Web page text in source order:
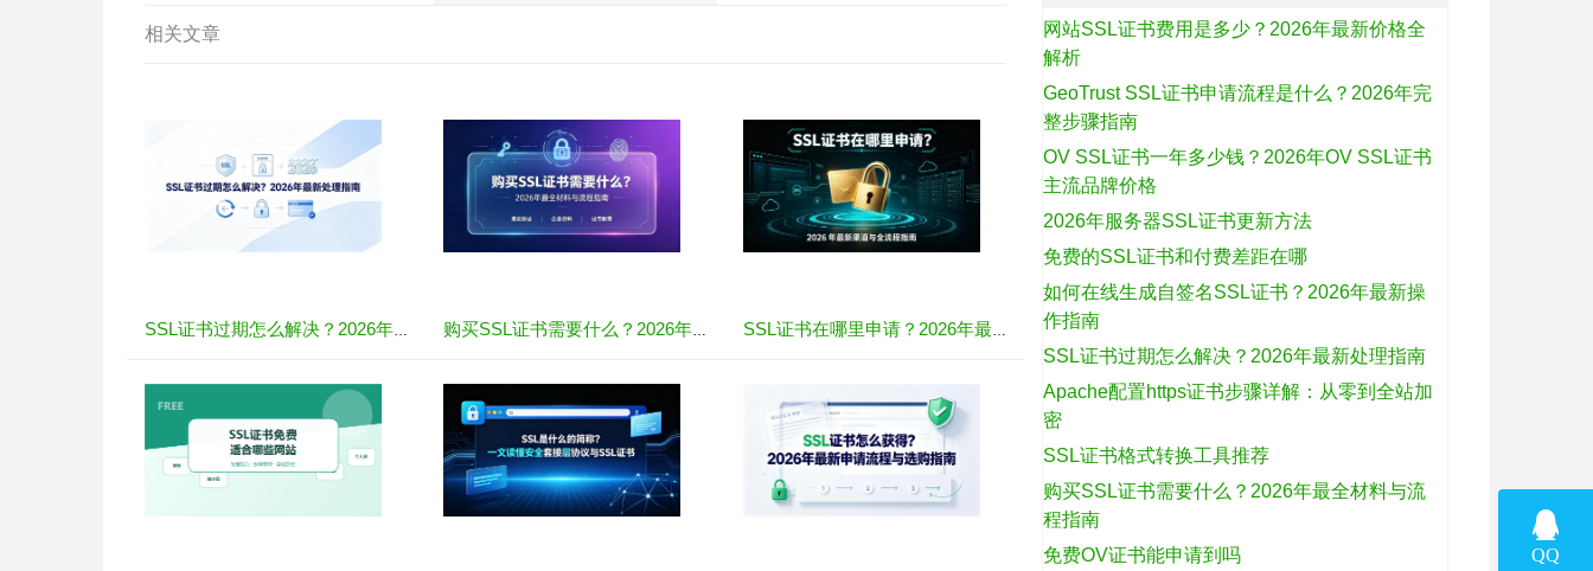
相关文章
SSL证书在哪里申请？2026年最新渠道与全流程指南
网站SSL证书费用是多少？2026年最新价格全
解析
GeoTrust SSL证书申请流程是什么？2026年完
整步骤指南
OV SSL证书一年多少钱？2026年OV SSL证书
主流品牌价格
2026年服务器SSL证书更新方法
免费的SSL证书和付费差距在哪
如何在线生成自签名SSL证书？2026年最新操
作指南
SSL证书过期怎么解决？2026年最新处理指南
Apache配置https证书步骤详解：从零到全站加
密
SSL证书格式转换工具推荐
购买SSL证书需要什么？2026年最全材料与流
程指南
免费OV证书能申请到吗